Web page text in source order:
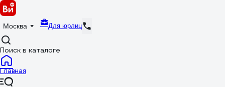
Москва Для юрлиц
Поиск в каталоге
Главная